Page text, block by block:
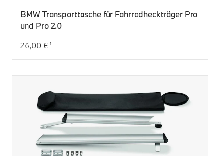
BMW Transporttasche für Fahrradheckträger Pro
und Pro 2.0
Aktueller Preis: 26,00 €
26,00 € 1